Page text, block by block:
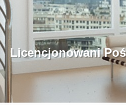
Bezpieczeństwo
Licencjonowani
Gwarancja